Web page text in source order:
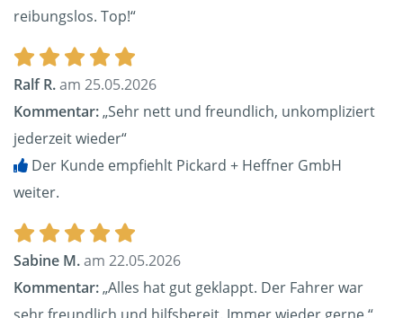
reibungslos. Top!“
Ralf R.am 25.05.2026
Kommentar:„Sehr nett und freundlich, unkompliziert
jederzeit wieder“
Der Kunde empfiehlt Pickard + Heffner GmbH
weiter.
Sabine M.am 22.05.2026
Kommentar:„Alles hat gut geklappt. Der Fahrer war